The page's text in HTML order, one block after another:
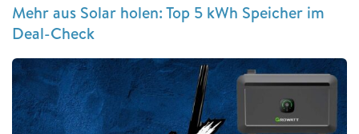
Mehr aus Solar holen: Top 5 kWh Speicher im
Deal-Check